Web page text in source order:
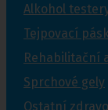
Alkohol
Tejpovací
Rehabilitační
Sprchové gely
Ostatní